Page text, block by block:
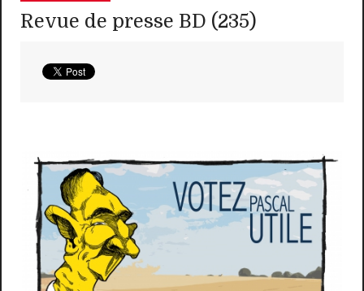
Revue de presse BD (235)